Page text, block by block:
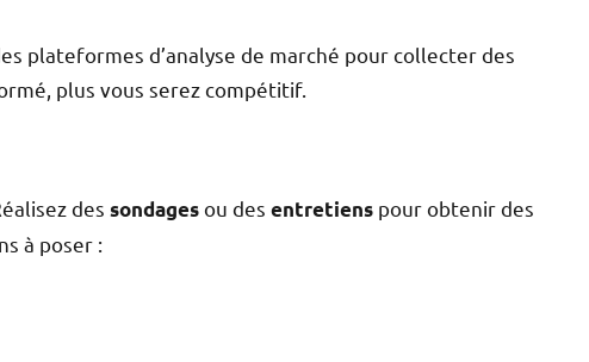
plateformes d’analyse de marché pour collecter des
plus vous serez compétitif.
des sondagesou des entretiens pour obtenir des
à poser :